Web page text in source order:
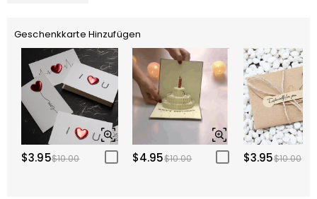
Geschenkkarte Hinzufügen
$3.95$10.00 $4.95$10.00 $3.95$10.00